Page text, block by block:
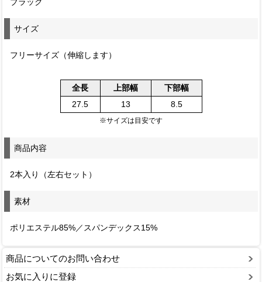
ブラック
サイズ
フリーサイズ（伸縮します）
全長 上部幅
下部幅
27.5
13 8.5
※サイズは目安です
商品内容
2本入り（左右セット）
素材
ポリエステル85%／スパンデックス15%
商品についてのお問い合わせ
お気に入りに登録